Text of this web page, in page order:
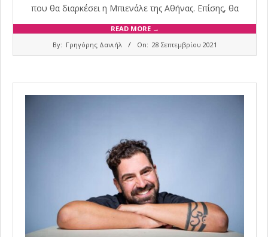
που θα διαρκέσει η Mπιενάλε της Αθήνας. Επίσης, θα
READ MORE →
By: Γρηγόρης Δανιήλ On: 28 Σεπτεμβρίου 2021